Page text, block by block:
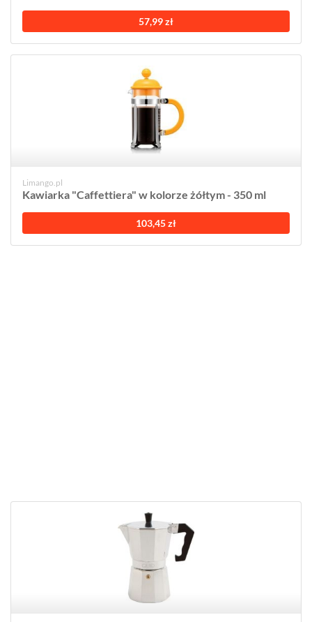
57,99 zł
Limango.pl
Kawiarka "Caffettiera" w kolorze żółtym - 350 ml
103,45 zł